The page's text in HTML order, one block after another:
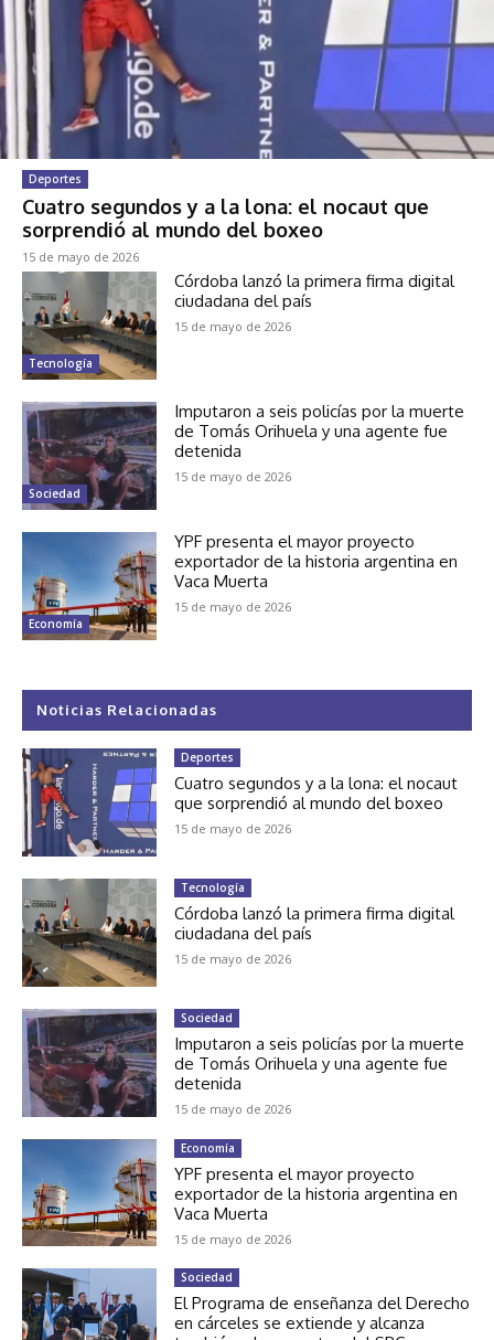
Deportes
Cuatro segundos y a la lona: el nocaut que
sorprendió al mundo del boxeo
15 de mayo de 2026
Tecnología
Córdoba lanzó la primera firma digital
ciudadana del país
15 de mayo de 2026
Sociedad
Imputaron a seis policías por la muerte
de Tomás Orihuela y una agente fue
detenida
15 de mayo de 2026
Economía
YPF presenta el mayor proyecto
exportador de la historia argentina en
Vaca Muerta
15 de mayo de 2026
Noticias Relacionadas
Deportes
Cuatro segundos y a la lona: el nocaut
que sorprendió al mundo del boxeo
15 de mayo de 2026
Tecnología
Córdoba lanzó la primera firma digital
ciudadana del país
15 de mayo de 2026
Sociedad
Imputaron a seis policías por la muerte
de Tomás Orihuela y una agente fue
detenida
15 de mayo de 2026
Economía
YPF presenta el mayor proyecto
exportador de la historia argentina en
Vaca Muerta
15 de mayo de 2026
Sociedad
El Programa de enseñanza del Derecho
en cárceles se extiende y alcanza